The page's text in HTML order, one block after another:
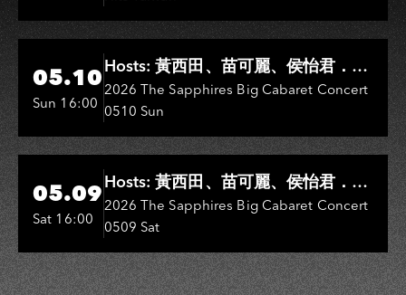
Hi-Ing Music Hall
05.10
Sun 16:00
Hosts: 黃西田、苗可麗、侯怡君．
Entertainers: 葉啟田、鳥來嬤-吳
敏、王彩樺、王瑞霞、吳淑敏、施文
彬、邵大倫、曹雅雯、陳孟賢、黃露
瑤
2026 The Sapphires Big Cabaret Concert
0510 Sun
Hi-Ing Music Hall
05.09
Sat 16:00
Hosts: 黃西田、苗可麗、侯怡君．
Entertainers: 葉啟田、鳥來嬤-吳
敏、張秀卿、王彩樺、吳淑敏、施文
彬、邵大倫、曹雅雯、陳孟賢、黃露
瑤
2026 The Sapphires Big Cabaret Concert
0509 Sat